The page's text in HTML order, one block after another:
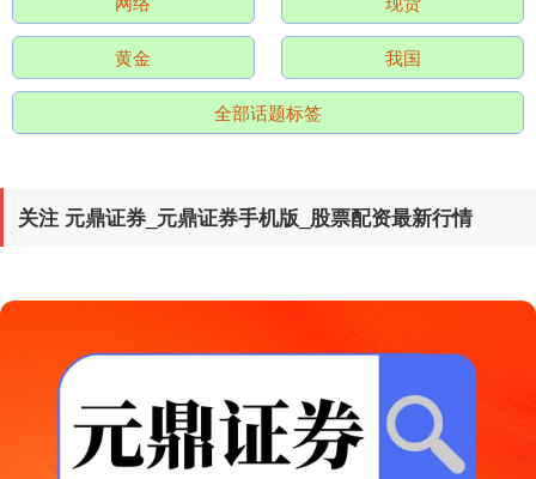
北证50 1134.24 +11.37 +1.01%
黄金 我国
全部话题标签
关注 元鼎证券_元鼎证券手机版_股票配资最新行情